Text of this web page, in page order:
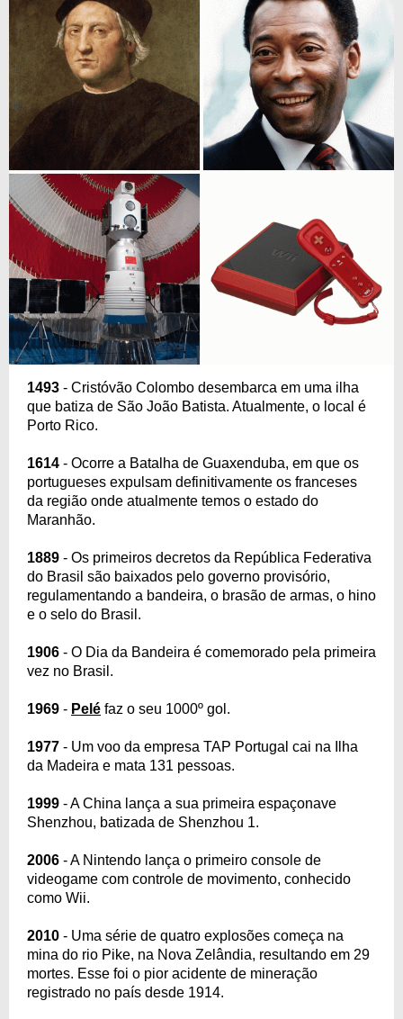
1493 - Cristóvão Colombo desembarca em uma ilha
que batiza de São João Batista. Atualmente, o local é
Porto Rico.
1614 - Ocorre a Batalha de Guaxenduba, em que os
portugueses expulsam definitivamente os franceses
da região onde atualmente temos o estado do
Maranhão.
1889 - Os primeiros decretos da República Federativa
do Brasil são baixados pelo governo provisório,
regulamentando a bandeira, o brasão de armas, o hino
e o selo do Brasil.
1906 - O Dia da Bandeira é comemorado pela primeira
vez no Brasil.
1969 - Pelé faz o seu 1000º gol.
1977 - Um voo da empresa TAP Portugal cai na Ilha
da Madeira e mata 131 pessoas.
1999 - A China lança a sua primeira espaçonave
Shenzhou, batizada de Shenzhou 1.
2006 - A Nintendo lança o primeiro console de
videogame com controle de movimento, conhecido
como Wii.
2010 - Uma série de quatro explosões começa na
mina do rio Pike, na Nova Zelândia, resultando em 29
mortes. Esse foi o pior acidente de mineração
registrado no país desde 1914.